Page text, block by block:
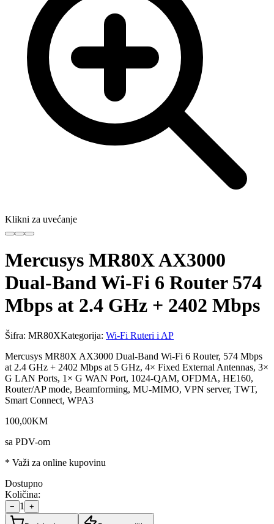
Klikni za uvećanje
Mercusys MR80X AX3000
Dual-Band Wi-Fi 6 Router 574
Mbps at 2.4 GHz + 2402 Mbps
Šifra: MR80XKategorija: Wi-Fi Ruteri i AP
Mercusys MR80X AX3000 Dual-Band Wi-Fi 6 Router, 574 Mbps
at 2.4 GHz + 2402 Mbps at 5 GHz, 4× Fixed External Antennas, 3×
G LAN Ports, 1× G WAN Port, 1024-QAM, OFDMA, HE160,
Router/AP mode, Beamforming, MU-MIMO, VPN server, TWT,
Smart Connect, WPA3
100,00KM
sa PDV-om
* Važi za online kupovinu
Dostupno
Količina:
− 1 +